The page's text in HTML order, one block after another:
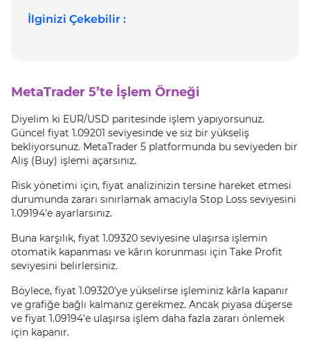
İlginizi Çekebilir :
MetaTrader 5’te İşlem Örneği
Diyelim ki EUR/USD paritesinde işlem yapıyorsunuz.
Güncel fiyat 1.09201 seviyesinde ve siz bir yükseliş
bekliyorsunuz. MetaTrader 5 platformunda bu seviyeden bir
Alış (Buy) işlemi açarsınız.
Risk yönetimi için, fiyat analizinizin tersine hareket etmesi
durumunda zararı sınırlamak amacıyla Stop Loss seviyesini
1.09194’e ayarlarsınız.
Buna karşılık, fiyat 1.09320 seviyesine ulaşırsa işlemin
otomatik kapanması ve kârın korunması için Take Profit
seviyesini belirlersiniz.
Böylece, fiyat 1.09320’ye yükselirse işleminiz kârla kapanır
ve grafiğe bağlı kalmanız gerekmez. Ancak piyasa düşerse
ve fiyat 1.09194’e ulaşırsa işlem daha fazla zararı önlemek
için kapanır.